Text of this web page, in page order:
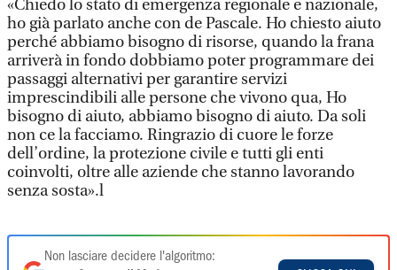
«Chiedo lo stato di emergenza regionale e nazionale,
ho già parlato anche con de Pascale. Ho chiesto aiuto
perché abbiamo bisogno di risorse, quando la frana
arriverà in fondo dobbiamo poter programmare dei
passaggi alternativi per garantire servizi
imprescindibili alle persone che vivono qua, Ho
bisogno di aiuto, abbiamo bisogno di aiuto. Da soli
non ce la facciamo. Ringrazio di cuore le forze
dell’ordine, la protezione civile e tutti gli enti
coinvolti, oltre alle aziende che stanno lavorando
senza sosta».l
Non lasciare decidere l'algoritmo: